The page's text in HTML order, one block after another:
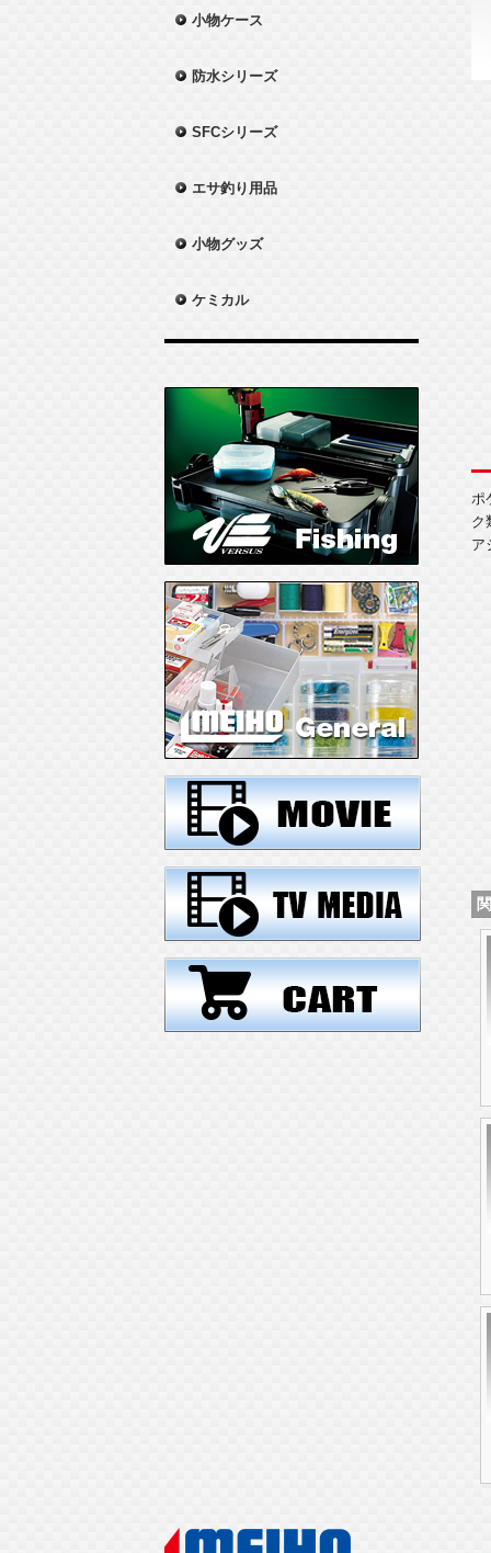
小物ケース
防水シリーズ
SFCシリーズ
エサ釣り用品
小物グッズ
ケミカル
ポ
ク
ア